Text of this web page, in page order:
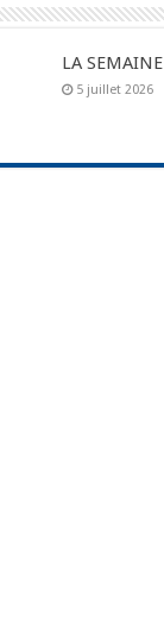
LA
5 juillet 2026